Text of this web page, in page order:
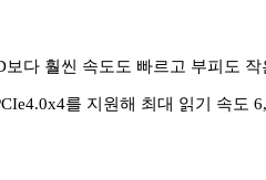
다 훨씬 속도도 빠르고 부피도
를 지원해 최대 읽기 속도